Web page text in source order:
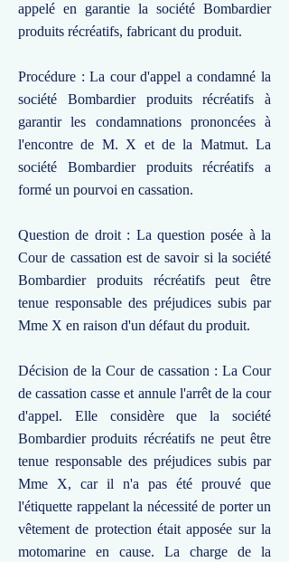
appelé en garantie la société Bombardier
produits récréatifs, fabricant du produit.
Procédure : La cour d'appel a condamné la
société Bombardier produits récréatifs à
garantir les condamnations prononcées à
l'encontre de M. X et de la Matmut. La
société Bombardier produits récréatifs a
formé un pourvoi en cassation.
Question de droit : La question posée à la
Cour de cassation est de savoir si la société
Bombardier produits récréatifs peut être
tenue responsable des préjudices subis par
Mme X en raison d'un défaut du produit.
Décision de la Cour de cassation : La Cour
de cassation casse et annule l'arrêt de la cour
d'appel. Elle considère que la société
Bombardier produits récréatifs ne peut être
tenue responsable des préjudices subis par
Mme X, car il n'a pas été prouvé que
l'étiquette rappelant la nécessité de porter un
vêtement de protection était apposée sur la
motomarine en cause. La charge de la